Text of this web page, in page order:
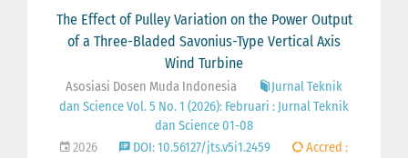
The Effect of Pulley Variation on the Power Output
of a Three-Bladed Savonius-Type Vertical Axis
Wind Turbine
Asosiasi Dosen Muda Indonesia
Jurnal Teknik
dan Science Vol. 5 No. 1 (2026): Februari : Jurnal Teknik
dan Science 01-08
2026
DOI: 10.56127/jts.v5i1.2459
Accred :